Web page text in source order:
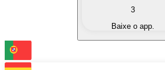
Troque uma criptomoeda por
3
Baixe o app.